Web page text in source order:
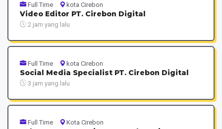
Full Time kota Cirebon
Video Editor PT. Cirebon Digital
2 jam yang lalu
Full Time kota Cirebon
Social Media Specialist PT. Cirebon Digital
3 jam yang lalu
Full Time Kota Cirebon